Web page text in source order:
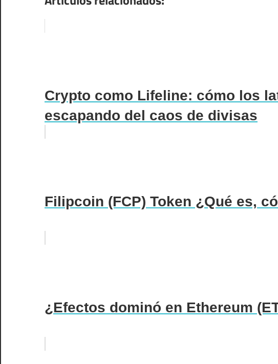
Crypto como Lifeline: cómo los
escapando del caos de divisas
Filipcoin (FCP) Token ¿Qué es,
¿Efectos dominó en Ethereum